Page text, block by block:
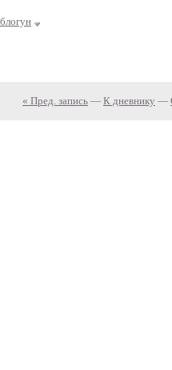
блогун
« Пред. запись — К дневнику —